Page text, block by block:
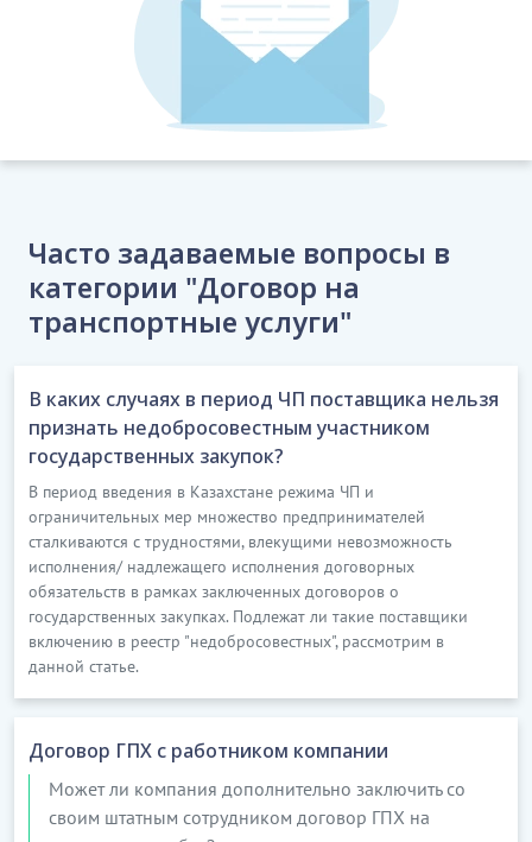
Перевозка грузов выполняется Перевозчиком в
соответствии Гражданским Кодексом РК,
Правилами перевозок грузов автомобильным
транспортом, а также иными нормами
действующего законодательства Республики
Казахстан.
правомочиями в отношении всех своих действий,
связанных с заключением и исполнением
настоящего договора, отсутствие ограничений
таких полномочий, вытекающих из действующего
…………………………
[Скрытый текст. Полная версия доступна после
Часто задаваемые вопросы в
категории "Договор на
транспортные услуги"
В каких случаях в период ЧП поставщика нельзя
признать недобросовестным участником
государственных закупок?
В период введения в Казахстане режима ЧП и
ограничительных мер множество предпринимателей
сталкиваются с трудностями, влекущими невозможность
исполнения/ надлежащего исполнения договорных
обязательств в рамках заключенных договоров о
государственных закупках. Подлежат ли такие поставщики
включению в реестр "недобросовестных", рассмотрим в
данной статье.
Договор ГПХ с работником компании
Может ли компания дополнительно заключить со
своим штатным сотрудником договор ГПХ на